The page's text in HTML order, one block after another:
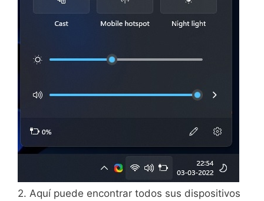
2. Aquí puede encontrar todos sus dispositivos